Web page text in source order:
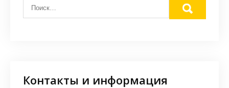
Контакты и информация